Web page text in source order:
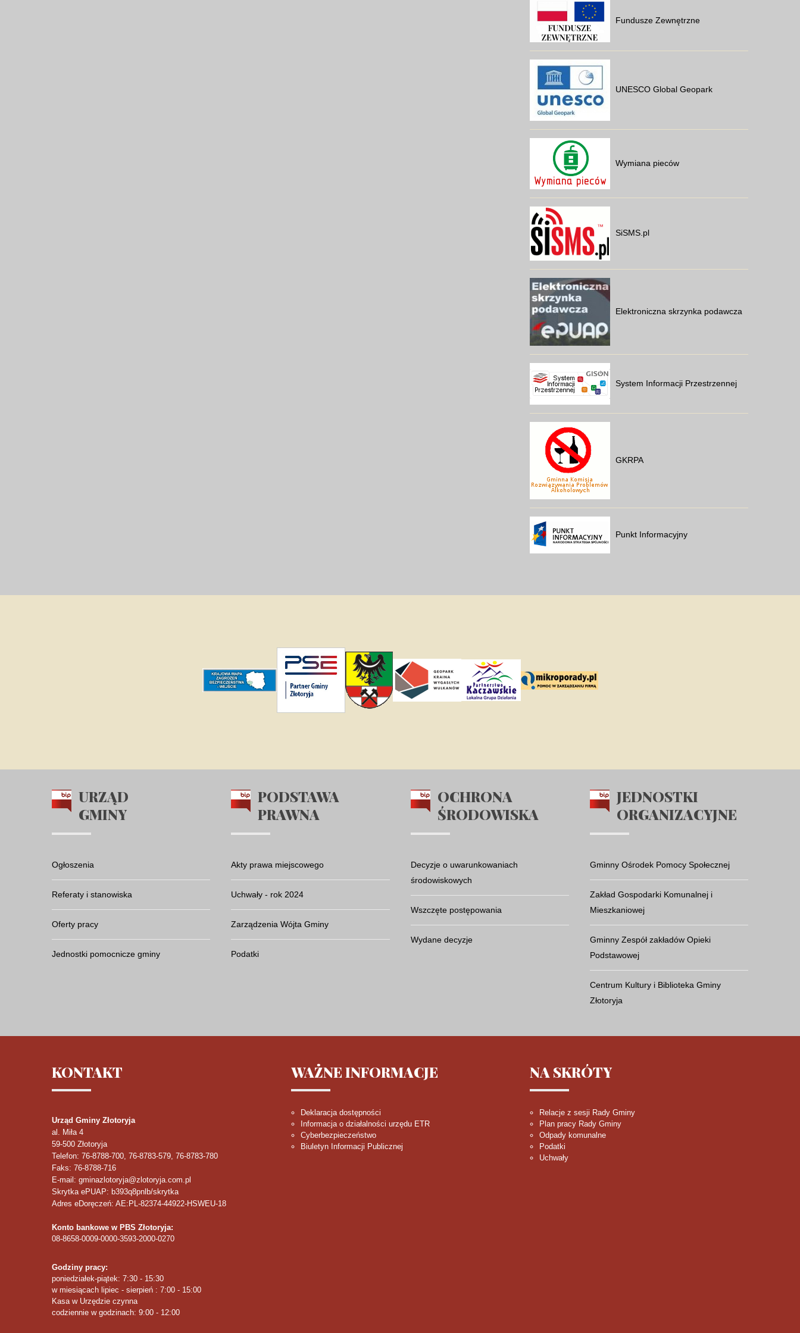
Fundusze Zewnętrzne
UNESCO Global Geopark
Wymiana pieców
SiSMS.pl
Elektroniczna skrzynka podawcza
System Informacji Przestrzennej
GKRPA
Punkt Informacyjny
URZĄD
GMINY
Ogłoszenia
Referaty i stanowiska
Oferty pracy
Jednostki pomocnicze gminy
PODSTAWA
PRAWNA
Akty prawa miejscowego
Uchwały - rok 2024
Zarządzenia Wójta Gminy
Podatki
OCHRONA
ŚRODOWISKA
Decyzje o uwarunkowaniach
środowiskowych
Wszczęte postępowania
Wydane decyzje
JEDNOSTKI
ORGANIZACYJNE
Gminny Ośrodek Pomocy Społecznej
Zakład Gospodarki Komunalnej i
Mieszkaniowej
Gminny Zespół zakładów Opieki
Podstawowej
Centrum Kultury i Biblioteka Gminy
Złotoryja
KONTAKT
Urząd Gminy Złotoryja
al. Miła 4
59-500 Złotoryja
Telefon: 76-8788-700, 76-8783-579, 76-8783-780
Faks: 76-8788-716
E-mail: gminazlotoryja@zlotoryja.com.pl
Skrytka ePUAP: b393q8pnlb/skrytka
Adres eDoręczeń: AE:PL-82374-44922-HSWEU-18
Konto bankowe w PBS Złotoryja:
08-8658-0009-0000-3593-2000-0270
Godziny pracy:
poniedziałek-piątek: 7:30 - 15:30
w miesiącach lipiec - sierpień : 7:00 - 15:00
Kasa w Urzędzie czynna
codziennie w godzinach: 9:00 - 12:00
WAŻNEINFORMACJE
Deklaracja dostępności
Informacja o działalności urzędu ETR
Cyberbezpieczeństwo
Biuletyn Informacji Publicznej
NA SKRÓTY
Relacje z sesji Rady Gminy
Plan pracy Rady Gminy
Odpady komunalne
Podatki
Uchwały